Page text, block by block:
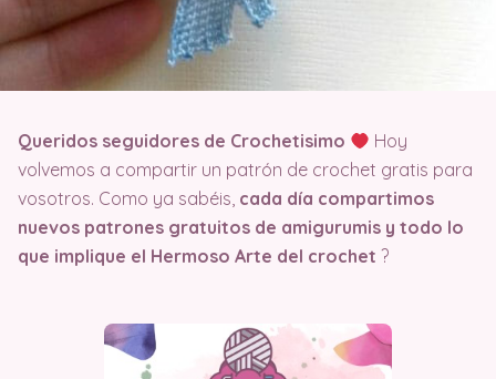
Queridos seguidores de Crochetisimo
Hoy
volvemos a compartir un patrón de crochet gratis para
vosotros. Como ya sabéis, cada día compartimos
nuevos patrones gratuitos de amigurumis y todo lo
que implique el Hermoso Arte del crochet ?